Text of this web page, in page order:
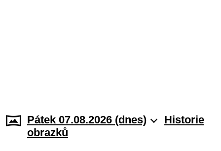
Pátek 07.08.2026 (dnes)
Historie
obrazků